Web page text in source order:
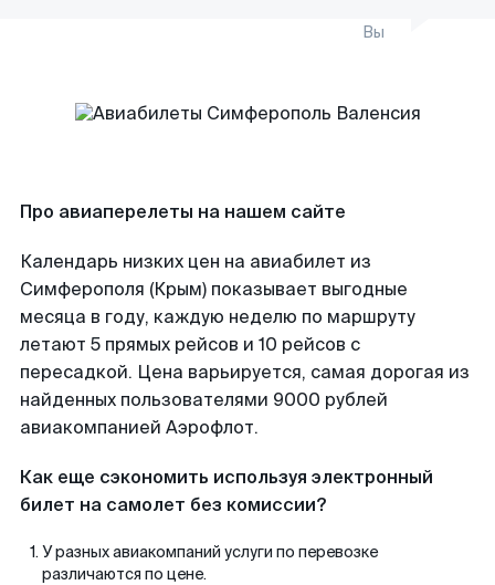
Вы
Про авиаперелеты на нашем сайте
Календарь низких цен на авиабилет из
Симферополя (Крым) показывает выгодные
месяца в году, каждую неделю по маршруту
летают 5 прямых рейсов и 10 рейсов с
пересадкой. Цена варьируется, самая дорогая из
найденных пользователями 9000 рублей
авиакомпанией Аэрофлот.
Как еще сэкономить используя электронный
билет на самолет без комиссии?
У разных авиакомпаний услуги по перевозке
различаются по цене.